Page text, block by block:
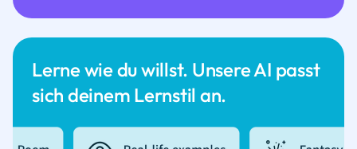
Lerne wie du willst. Unsere AI passt
sich deinem Lernstil an.